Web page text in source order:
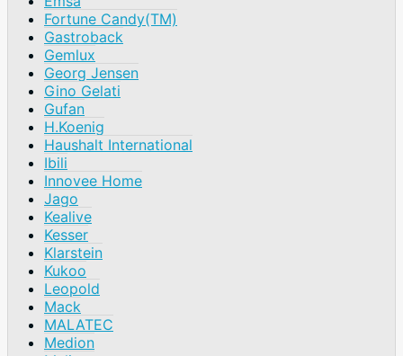
Fortune Candy(TM)
Gastroback
Gemlux
Georg Jensen
Gino Gelati
Gufan
H.Koenig
Haushalt International
Ibili
Innovee Home
Jago
Kealive
Kesser
Klarstein
Kukoo
Leopold
Mack
MALATEC
Medion